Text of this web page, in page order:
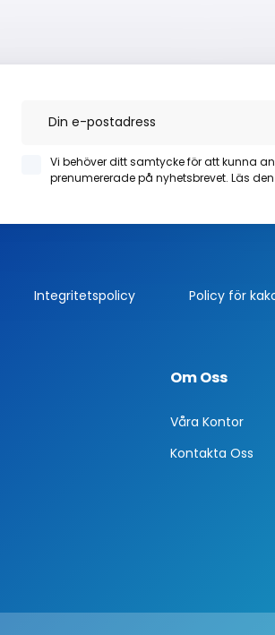
Vi behöver ditt samtycke för att kunna
prenumererade på nyhetsbrevet. Läs
Integritetspolicy Policy för
Om Oss
Våra Kontor
Kontakta Oss